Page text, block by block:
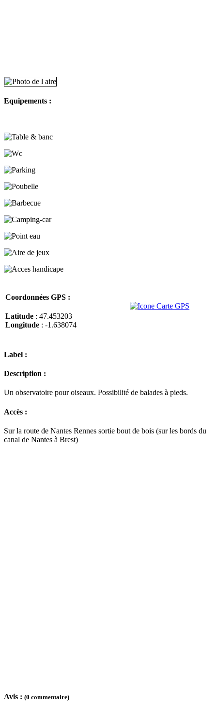
Equipements :
Coordonnées GPS :
Latitude : 47.453203
Longitude : -1.638074
Label :
Description :
Un observatoire pour oiseaux. Possibilité de balades à pieds.
Accès :
Sur la route de Nantes Rennes sortie bout de bois (sur les bords du
canal de Nantes à Brest)
Avis : (0 commentaire)